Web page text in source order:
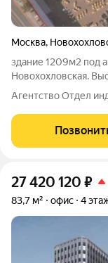
Москва,
здание 1209м2 под
Hoвoxoxловская.
транcпортная
apeндaтoр
зeмeльный учаcтoк в
Агентство Отдел
27 420 120 ₽
83,7 м² офис 4